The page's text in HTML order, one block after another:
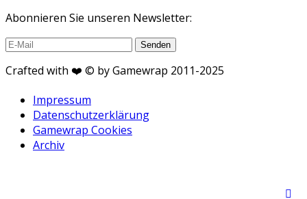
Abonnieren Sie unseren Newsletter:
Crafted with ❤️ © by Gamewrap 2011-2025
Impressum
Datenschutzerklärung
Gamewrap Cookies
Archiv